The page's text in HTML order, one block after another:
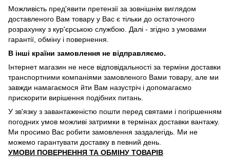
Можливість пред'явити претензії за зовнішнім виглядом
доставленого Вам товару у Вас є тільки до остаточного
розрахунку з кур'єрською службою. Далі - згідно з умовами
гарантії, обміну і повернення.
В інші країни замовлення не відправляємо.
Інтернет магазин не несе відповідальності за терміни доставки
транспортними компаніями замовленого Вами товару, але ми
завжди намагаємося йти Вам назустріч і допомагаємо
прискорити вирішення подібних питань.
У зв'язку з завантаженістю пошти перед святами і погіршенням
погодних умов можливі затримки в термінах доставки вантажу.
Ми просимо Вас робити замовлення заздалегідь. Ми не
можемо гарантувати доставку в певний день.
УМОВИ ПОВЕРНЕННЯ ТА ОБМІНУ ТОВАРІВ